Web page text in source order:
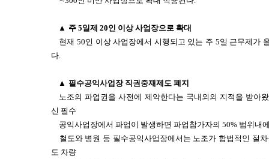
▲ 주 5일제 20인 이상 사업장으로 확대
현재 50인 이상 사업장에서 시행되고 있는 주 5일 근무제가
다.
▲ 필수공익사업장 직권중재제도 폐지
노조의 파업권을 사전에 제약한다는 국내외의 지적을 받아
신 필수
공익사업장에서 파업이 발생하면 파업참가자의 50% 범위내
철도와 병원 등 필수공익사업장에서는 노조가 합법적인 절
도 차량